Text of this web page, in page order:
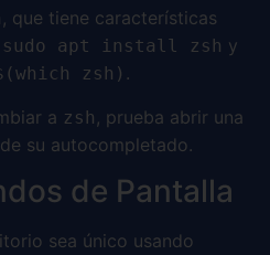
, que tiene características
sudo apt install zsh y
zsh) .
a zsh
, prueba abrir una
su autocompletado.
de Pantalla
sea único usando